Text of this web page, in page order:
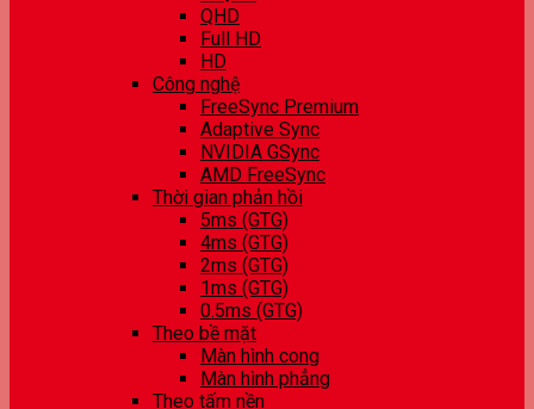
QHD
Full HD
HD
Công nghệ
FreeSync Premium
Adaptive Sync
NVIDIA GSync
AMD FreeSync
Thời gian phản hồi
5ms (GTG)
4ms (GTG)
2ms (GTG)
1ms (GTG)
0.5ms (GTG)
Theo bề mặt
Màn hình cong
Màn hình phẳng
Theo tấm nền